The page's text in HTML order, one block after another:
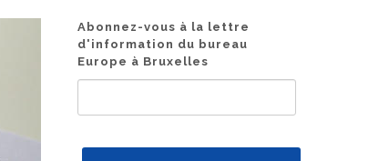
Abonnez-vous à la lettre
d'information du bureau
Europe à Bruxelles